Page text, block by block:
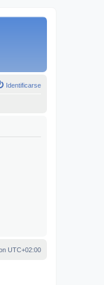
Identificarse
UTC+02:00